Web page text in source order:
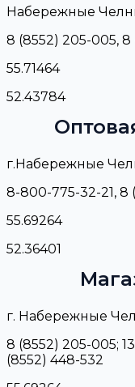
Набережные
8 (8552) 205-005,
55.71464
52.43784
г.Набережные
8-800-775-32-21, 8
55.69264
52.36401
г. Набережные
8 (8552) 205-005;
(8552) 448-532